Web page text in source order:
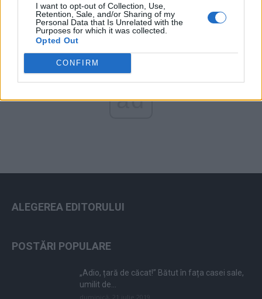
I want to opt-out of Collection, Use,
Retention, Sale, and/or Sharing of my
Personal Data that Is Unrelated with the
Purposes for which it was collected.
Opted Out
CONFIRM
ad
ALEGEREA EDITORULUI
POSTĂRI POPULARE
„Adio, țară de căcat!” Bătut în fața casei sale,
umilit de...